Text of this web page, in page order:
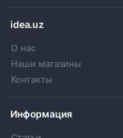
idea.uz
О нас
Наши магазины
Контакты
Информация